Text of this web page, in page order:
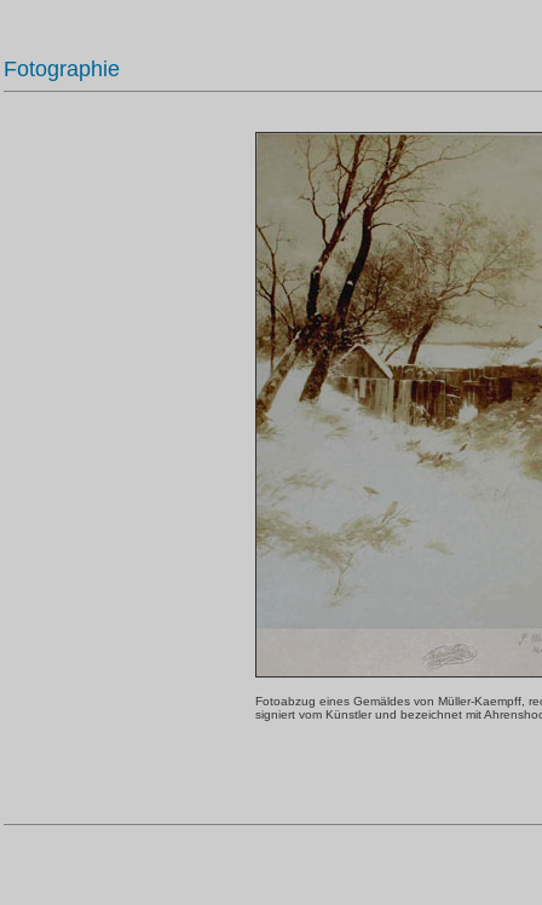
Fotographie
Fotoabzug eines Gemäldes von Müller-Kaempff,
signiert vom Künstler und bezeichnet mit